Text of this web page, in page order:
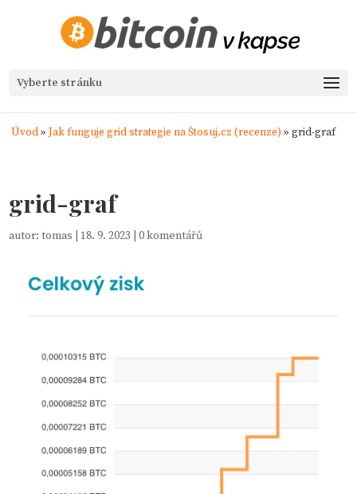
Vyberte stránku
Úvod» Jak funguje grid strategie na Štosuj.cz (recenze) » grid-graf
grid-graf
autor:tomas 18. 9. 2023 |0 komentářů